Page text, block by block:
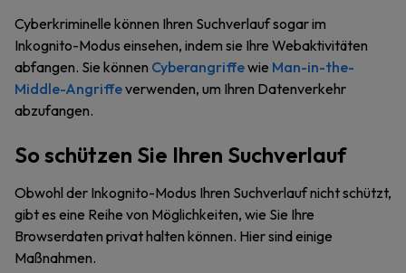
Cyberkriminelle können Ihren Suchverlauf sogar im
Inkognito-Modus einsehen, indem sie Ihre Webaktivitäten
abfangen. Sie können Cyberangriffewie Man-in-the-
Middle-Angriffeverwenden, um Ihren Datenverkehr
abzufangen.
So schützen Sie Ihren Suchverlauf
Obwohl der Inkognito-Modus Ihren Suchverlauf nicht schützt,
gibt es eine Reihe von Möglichkeiten, wie Sie Ihre
Browserdaten privat halten können. Hier sind einige
Maßnahmen.